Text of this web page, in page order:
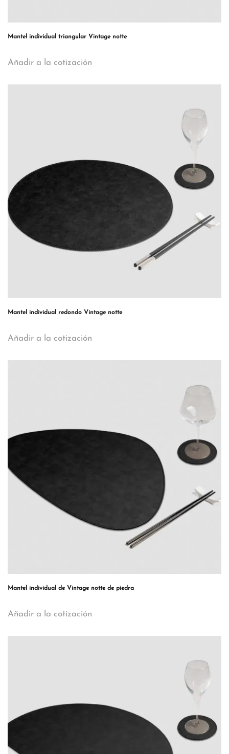
Mantel individual triangular Vintage notte
Añadir a la cotización
Mantel individual redondo Vintage notte
Añadir a la cotización
Mantel individual de Vintage notte de piedra
Añadir a la cotización